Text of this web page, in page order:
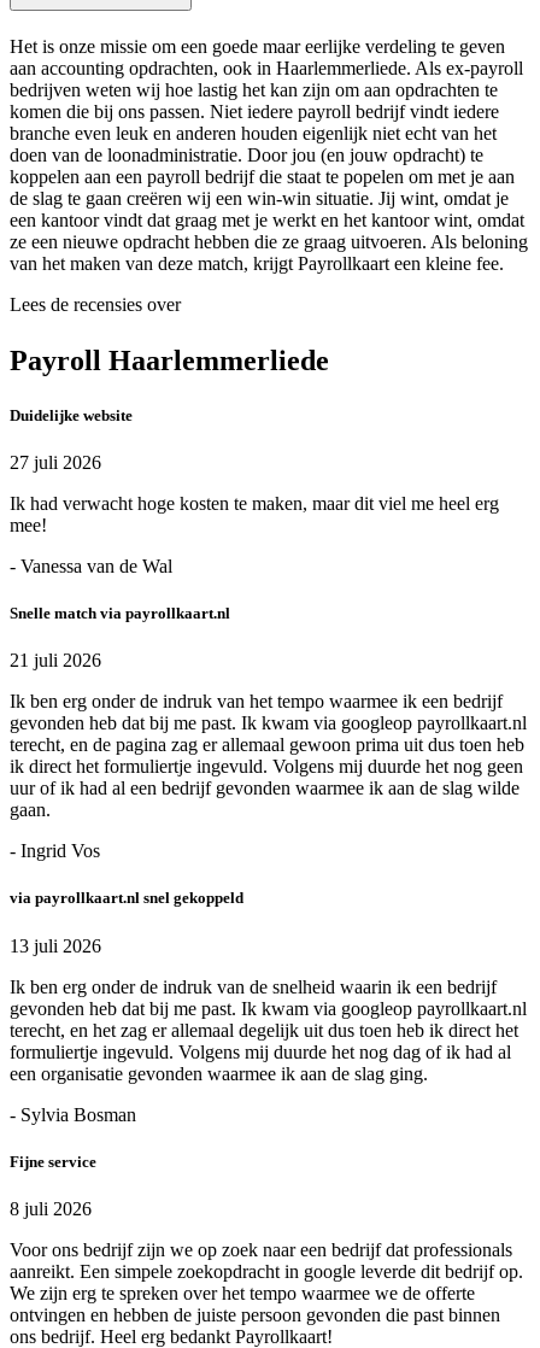
Het is onze missie om een goede maar eerlijke verdeling te geven
aan accounting opdrachten, ook in Haarlemmerliede. Als ex-payroll
bedrijven weten wij hoe lastig het kan zijn om aan opdrachten te
komen die bij ons passen. Niet iedere payroll bedrijf vindt iedere
branche even leuk en anderen houden eigenlijk niet echt van het
doen van de loonadministratie. Door jou (en jouw opdracht) te
koppelen aan een payroll bedrijf die staat te popelen om met je aan
de slag te gaan creëren wij een win-win situatie. Jij wint, omdat je
een kantoor vindt dat graag met je werkt en het kantoor wint, omdat
ze een nieuwe opdracht hebben die ze graag uitvoeren. Als beloning
van het maken van deze match, krijgt Payrollkaart een kleine fee.
Lees de recensies over
Payroll Haarlemmerliede
Duidelijke website
27 juli 2026
Ik had verwacht hoge kosten te maken, maar dit viel me heel erg
mee!
- Vanessa van de Wal
Snelle match via payrollkaart.nl
21 juli 2026
Ik ben erg onder de indruk van het tempo waarmee ik een bedrijf
gevonden heb dat bij me past. Ik kwam via googleop payrollkaart.nl
terecht, en de pagina zag er allemaal gewoon prima uit dus toen heb
ik direct het formuliertje ingevuld. Volgens mij duurde het nog geen
uur of ik had al een bedrijf gevonden waarmee ik aan de slag wilde
gaan.
- Ingrid Vos
via payrollkaart.nl snel gekoppeld
13 juli 2026
Ik ben erg onder de indruk van de snelheid waarin ik een bedrijf
gevonden heb dat bij me past. Ik kwam via googleop payrollkaart.nl
terecht, en het zag er allemaal degelijk uit dus toen heb ik direct het
formuliertje ingevuld. Volgens mij duurde het nog dag of ik had al
een organisatie gevonden waarmee ik aan de slag ging.
- Sylvia Bosman
Fijne service
8 juli 2026
Voor ons bedrijf zijn we op zoek naar een bedrijf dat professionals
aanreikt. Een simpele zoekopdracht in google leverde dit bedrijf op.
We zijn erg te spreken over het tempo waarmee we de offerte
ontvingen en hebben de juiste persoon gevonden die past binnen
ons bedrijf. Heel erg bedankt Payrollkaart!